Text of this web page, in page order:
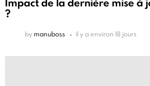
?
by manuboss il y a environ 18 jours